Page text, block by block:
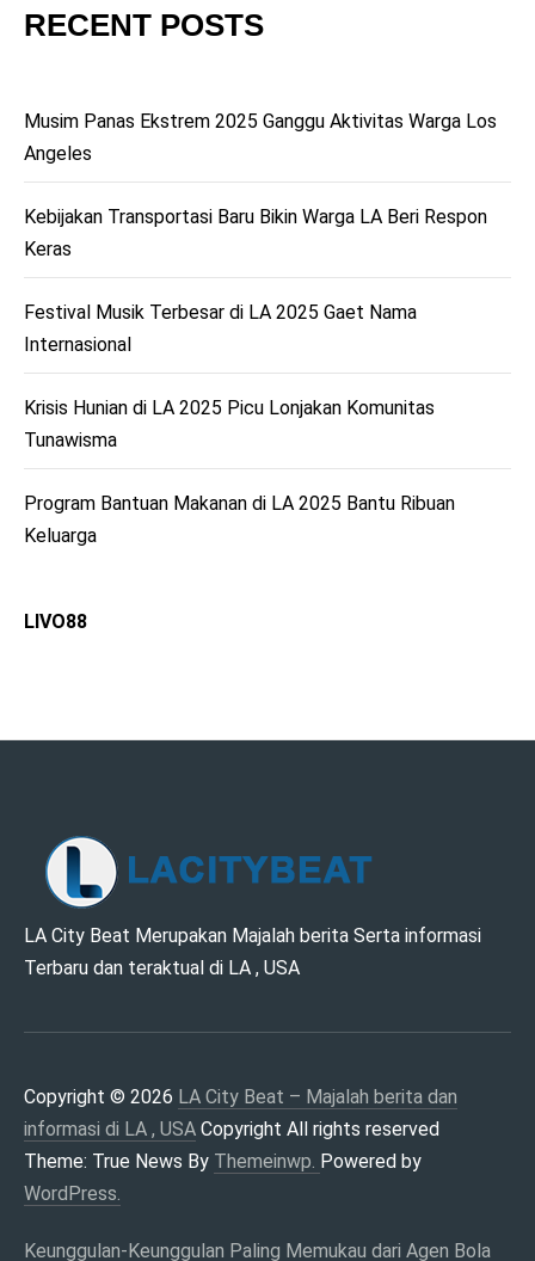
RECENT POSTS
Musim Panas Ekstrem 2025 Ganggu Aktivitas Warga Los
Angeles
Kebijakan Transportasi Baru Bikin Warga LA Beri Respon
Keras
Festival Musik Terbesar di LA 2025 Gaet Nama
Internasional
Krisis Hunian di LA 2025 Picu Lonjakan Komunitas
Tunawisma
Program Bantuan Makanan di LA 2025 Bantu Ribuan
Keluarga
LIVO88
LA CITY BEAT –
DAN INFORMASI DI
LA , USA
LA City Beat Merupakan Majalah berita Serta informasi
Terbaru dan teraktual di LA , USA
Copyright © 2026 LA City Beat – Majalah berita dan
informasi di LA , USA Copyright All rights reserved
Theme: True News By Themeinwp. Powered by
WordPress.
Keunggulan-Keunggulan Paling Memukau dari Agen Bola